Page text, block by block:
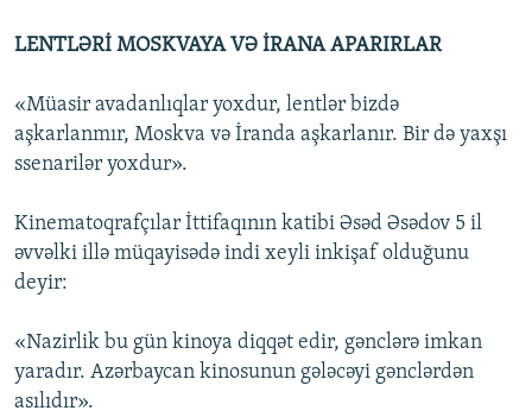
LENTLƏRİ MOSKVAYA VƏ İRANA APARIRLAR
«Müasir avadanlıqlar yoxdur, lentlər bizdə
aşkarlanmır, Moskva və İranda aşkarlanır. Bir də yaxşı
ssenarilər yoxdur».
Kinematoqrafçılar İttifaqının katibi Əsəd Əsədov 5 il
əvvəlki illə müqayisədə indi xeyli inkişaf olduğunu
deyir:
«Nazirlik bu gün kinoya diqqət edir, gənclərə imkan
yaradır. Azərbaycan kinosunun gələcəyi gənclərdən
asılıdır».